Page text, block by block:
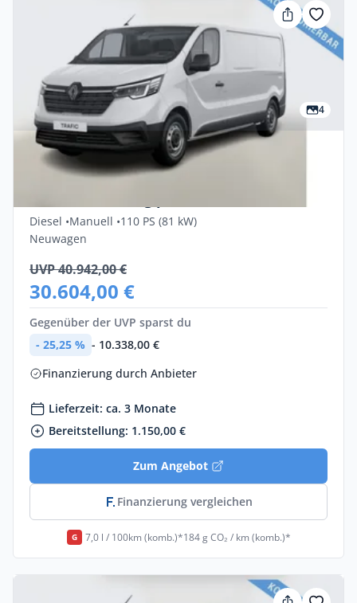
4
Privat & Gewerbe
Renault Trafic Komfort L2H1 3,1t Blue dCi
Diesel •Manuell •110 PS (81 kW)
Neuwagen
UVP 40.942,00 €
30.604,00 €
Gegenüber der UVP sparst du
- 25,25 % - 10.338,00 €
Finanzierung durch Anbieter
Lieferzeit: ca. 3 Monate
Bereitstellung: 1.150,00 €
Zum Angebot
Finanzierung vergleichen
G 7,0 l / 100km (komb.)*184 g CO₂ / km (komb.)*